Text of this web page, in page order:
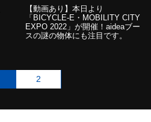
【動画あり】本日より
「BICYCLE-E・MOBILITY CITY
EXPO 2022」が開催！aideaブー
スの謎の物体にも注目です。
2